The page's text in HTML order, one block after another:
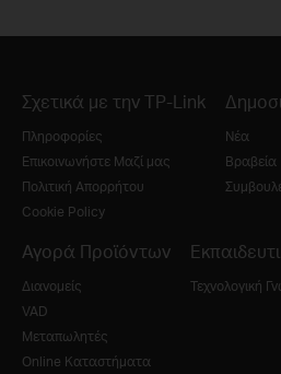
Σχετικά με την TP-Link
Πληροφορίες
Επικοινωνήστε Μαζί μας
Πολιτική Απορρήτου
Cookie Policy
Νέα
Βραβεία
Αγορά Προϊόντων
Διανομείς
VAD
Μεταπωλητές
Online Καταστήματα
Τεχνολογική